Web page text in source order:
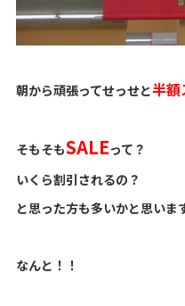
朝から頑張ってせっせと半額
そもそもSALEって？
いくら割引されるの？
と思った方も多いかと思いま
なんと！！